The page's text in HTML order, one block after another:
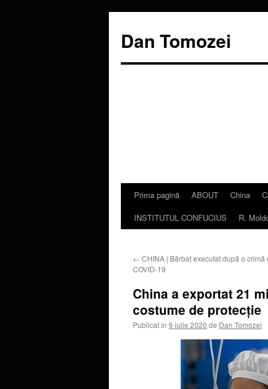
Dan Tomozei
SariPrima pagină ABOUT China
INSTITUTUL CONFUCIUS
R.
← CHINA | Bărbat executat după o crimă
COVID-19
China a exportat 21
costume de protecție
Publicat în 9 iulie 2020 de Dan Tomozei